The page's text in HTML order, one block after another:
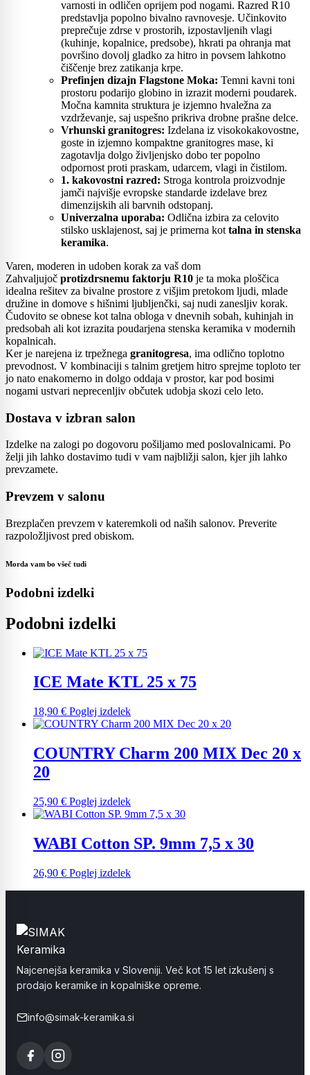
varnosti in odličen oprijem pod nogami. Razred R10
predstavlja popolno bivalno ravnovesje. Učinkovito
preprečuje zdrse v prostorih, izpostavljenih vlagi
(kuhinje, kopalnice, predsobe), hkrati pa ohranja mat
površino dovolj gladko za hitro in povsem lahkotno
čiščenje brez zatikanja krpe.
Prefinjen dizajn Flagstone Moka: Temni kavni toni
prostoru podarijo globino in izrazit moderni poudarek.
Močna kamnita struktura je izjemno hvaležna za
vzdrževanje, saj uspešno prikriva drobne prašne delce.
Vrhunski granitogres: Izdelana iz visokokakovostne,
goste in izjemno kompaktne granitogres mase, ki
zagotavlja dolgo življenjsko dobo ter popolno
odpornost proti praskam, udarcem, vlagi in čistilom.
1. kakovostni razred: Stroga kontrola proizvodnje
jamči najvišje evropske standarde izdelave brez
dimenzijskih ali barvnih odstopanj.
Univerzalna uporaba: Odlična izbira za celovito
stilsko usklajenost, saj je primerna kot talna in stenska
keramika.
Varen, moderen in udoben korak za vaš dom
Zahvaljujoč protizdrsnemu faktorju R10 je ta moka ploščica
idealna rešitev za bivalne prostore z višjim pretokom ljudi, mlade
družine in domove s hišnimi ljubljenčki, saj nudi zanesljiv korak.
Čudovito se obnese kot talna obloga v dnevnih sobah, kuhinjah in
predsobah ali kot izrazita poudarjena stenska keramika v modernih
kopalnicah.
Ker je narejena iz trpežnega granitogresa, ima odlično toplotno
prevodnost. V kombinaciji s talnim gretjem hitro sprejme toploto ter
jo nato enakomerno in dolgo oddaja v prostor, kar pod bosimi
nogami ustvari neprecenljiv občutek udobja skozi celo leto.
Dostava v izbran salon
Izdelke na zalogi po dogovoru pošiljamo med poslovalnicami. Po
želji jih lahko dostavimo tudi v vam najbližji salon, kjer jih lahko
prevzamete.
Prevzem v salonu
Brezplačen prevzem v kateremkoli od naših salonov. Preverite
razpoložljivost pred obiskom.
Morda vam bo všeč tudi
Podobni izdelki
Podobni izdelki
ICE Mate KTL 25 x 75
18,90 € Poglej izdelek
COUNTRY Charm 200 MIX Dec 20 x
20
25,90 € Poglej izdelek
WABI Cotton SP. 9mm 7,5 x 30
26,90 € Poglej izdelek
Najcenejša keramika v Sloveniji. Več kot 15 let izkušenj s
prodajo keramike in kopalniške opreme.
info@simak-keramika.si